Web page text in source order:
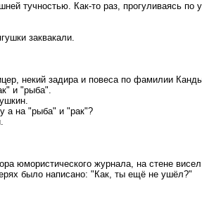
тучностью. Как-то раз, прогуливаясь
заквакали.
некий задира и повеса по фамилии
и "рыба".
а на "рыба" и "рак"?
юмористического журнала, на стене
было написано: "Как, ты ещё не ушёл?"